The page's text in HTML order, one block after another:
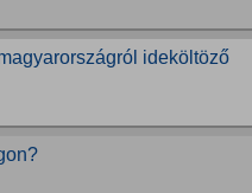
ideköltöző